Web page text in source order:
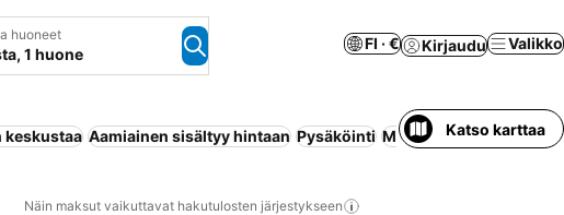
huoneet
1 huone
FI · € Kirjaudu Valikko
keskustaa Aamiainen sisältyy hintaan Pysäköinti Maksuton peruutus
Katso karttaa
Näin maksut vaikuttavat hakutulosten järjestykseen